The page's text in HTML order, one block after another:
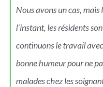
Nous avons un cas,
l’instant, les résidents
continuons le travail
bonne humeur pour ne
malades chez les